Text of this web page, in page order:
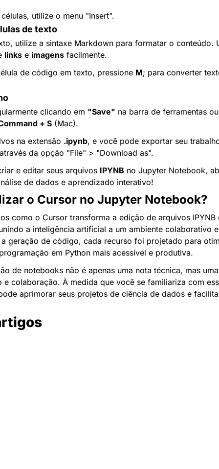
utilize o menu "Insert".
de texto
utilize a sintaxe Markdown para formatar o conteúdo.
links e imagens facilmente.
de código em texto, pressione M; para converter
clicando em "Save" na barra de ferramentas
+ S (Mac).
na extensão .ipynb, e você pode exportar seu
da opção "File" > "Download as".
e editar seus arquivos IPYNB no Jupyter Notebook,
de dados e aprendizado interativo!
o Cursor no Jupyter Notebook?
como o Cursor transforma a edição de arquivos IPYNB
a inteligência artificial a um ambiente colaborativo
geração de código, cada recurso foi projetado para
em Python mais acessível e produtiva.
de notebooks não é apenas uma nota técnica, mas
e colaboração. À medida que você se familiariza com
aprimorar seus projetos de ciência de dados e